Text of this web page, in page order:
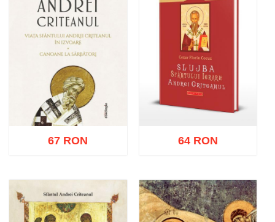
Adaugă în coș Wishlist
67 RON
Adaugă în coș Wishlist
64 RON